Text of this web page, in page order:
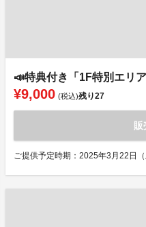
📣特典付き「1F特別エリ
¥9,000 (税込)残り27
販
ご提供予定時期：2025年3月22日（